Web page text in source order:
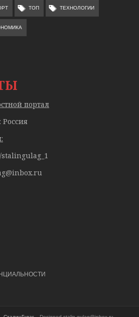
ТОП ТЕХНОЛОГИИ
портал
stalingulag_1